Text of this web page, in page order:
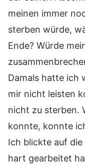
meinen immer
sterben würde,
Ende? Würde
Damals hatte ich
mir nicht leisten
nicht zu sterben.
konnte, konnte
Ich blickte auf
hart gearbeitet